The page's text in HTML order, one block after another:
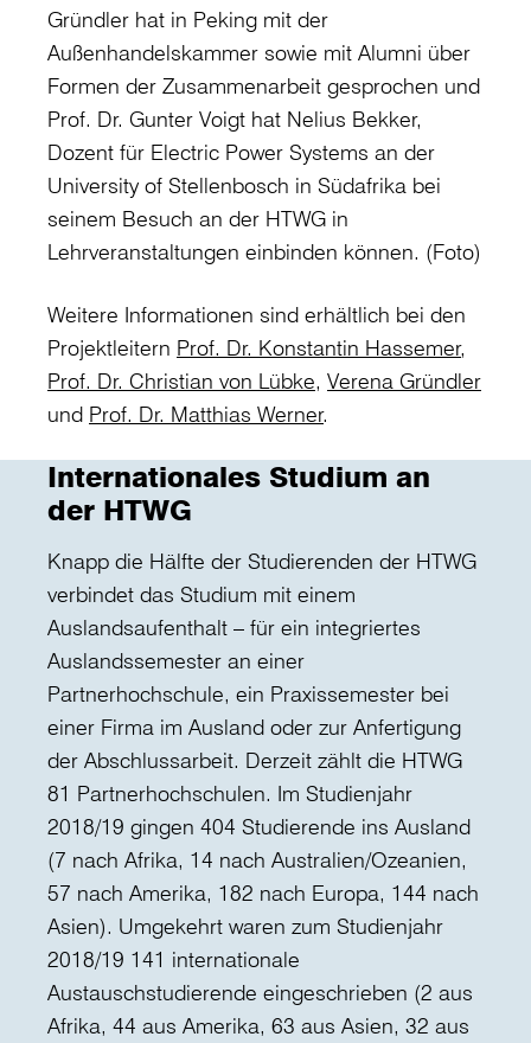
Gründler hat in Peking mit der
Außenhandelskammer sowie mit Alumni über
Formen der Zusammenarbeit gesprochen und
Prof. Dr. Gunter Voigt hat Nelius Bekker,
Dozent für Electric Power Systems an der
University of Stellenbosch in Südafrika bei
seinem Besuch an der HTWG in
Lehrveranstaltungen einbinden können. (Foto)
Weitere Informationen sind erhältlich bei den
Projektleitern Prof. Dr. Konstantin Hassemer,
Prof. Dr. Christian von Lübke, Verena Gründler
und Prof. Dr. Matthias Werner.
Internationales Studium an
der HTWG
Knapp die Hälfte der Studierenden der HTWG
verbindet das Studium mit einem
Auslandsaufenthalt – für ein integriertes
Auslandssemester an einer
Partnerhochschule, ein Praxissemester bei
einer Firma im Ausland oder zur Anfertigung
der Abschlussarbeit. Derzeit zählt die HTWG
81 Partnerhochschulen. Im Studienjahr
2018/19 gingen 404 Studierende ins Ausland
(7 nach Afrika, 14 nach Australien/Ozeanien,
57 nach Amerika, 182 nach Europa, 144 nach
Asien). Umgekehrt waren zum Studienjahr
2018/19 141 internationale
Austauschstudierende eingeschrieben (2 aus
Afrika, 44 aus Amerika, 63 aus Asien, 32 aus